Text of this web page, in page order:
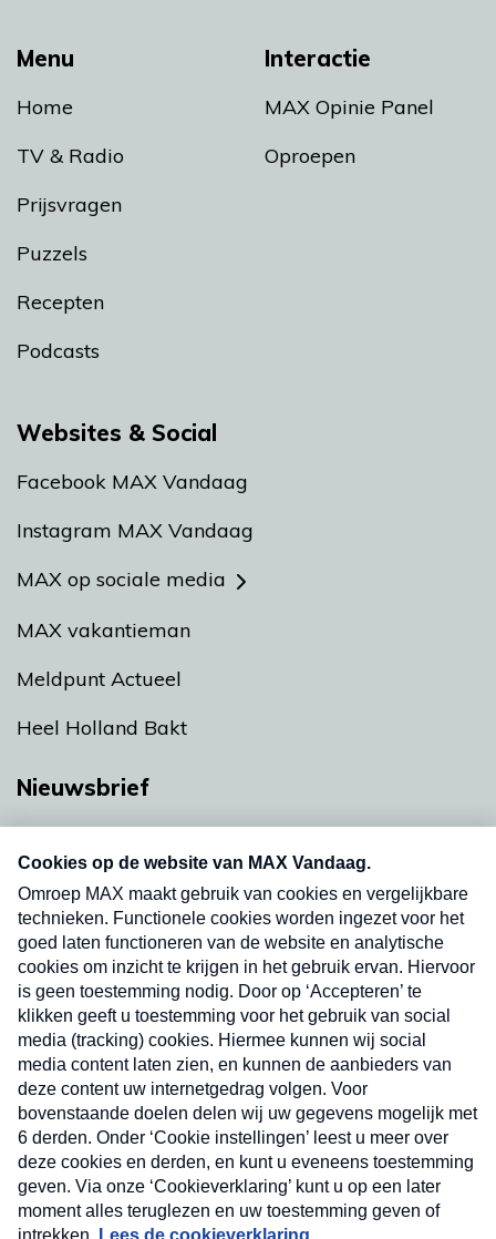
Menu
Home
TV & Radio
Prijsvragen
Puzzels
Recepten
Podcasts
Interactie
MAX Opinie Panel
Oproepen
Websites & Social
Facebook MAX Vandaag
Instagram MAX Vandaag
MAX op sociale media
MAX vakantieman
Meldpunt Actueel
Heel Holland Bakt
Nieuwsbrief
Neem hier een gratis abonnement op onze
nieuwsbrief. Elke vrijdag- en dinsdagochtend in
uw mailbox.
Verzend
Nieuwsbrief
Neem hier een gratis abonnement op onze
nieuwsbrief. Elke vrijdag- en dinsdagochtend in uw